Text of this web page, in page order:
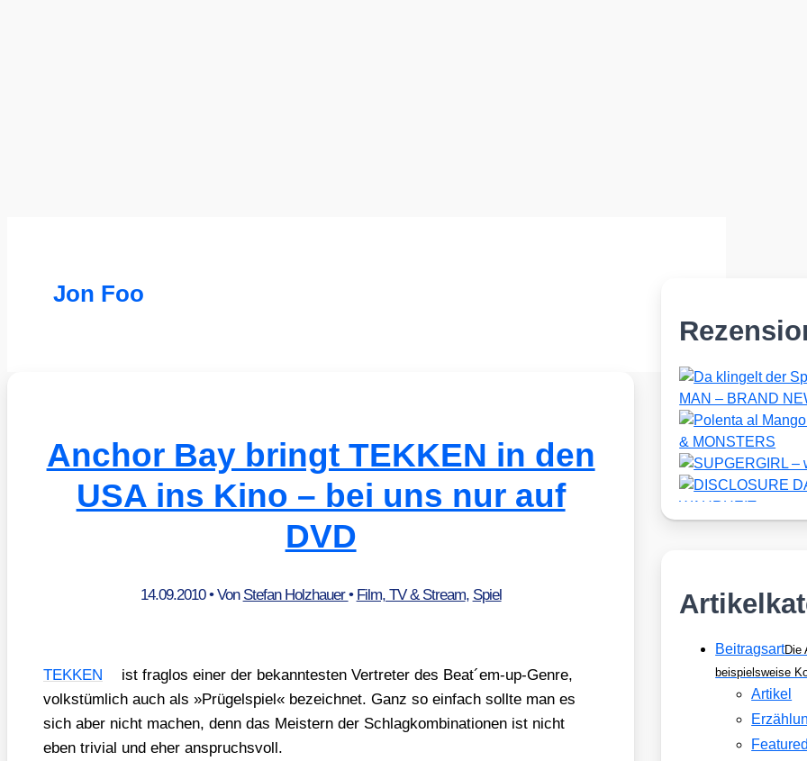
Jon Foo
Anchor Bay bringt TEKKEN in den
USA ins Kino – bei uns nur auf
DVD
14.09.2010• Von Stefan Holzhauer• Film, TV & Stream, Spiel
TEKKEN
ist frag­los einer der bekann­tes­ten Ver­tre­ter des Beat´em-up-Genre,
volks­tüm­lich auch als »Prü­gel­spiel« bezeich­net. Ganz so ein­fach soll­te man es
sich aber nicht machen, denn das Meis­tern der Schlag­kom­bi­na­tio­nen ist nicht
eben tri­vi­al und eher anspruchs­voll.
BeitragsartDie
beispielsweise
Artikel